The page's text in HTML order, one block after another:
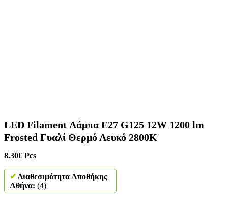
LED Filament Λάμπα E27 G125 12W 1200 lm
Frosted Γυαλί Θερμό Λευκό 2800K
8.30€ Pcs
✔ Διαθεσιμότητα Αποθήκης
Αθήνα: (4)